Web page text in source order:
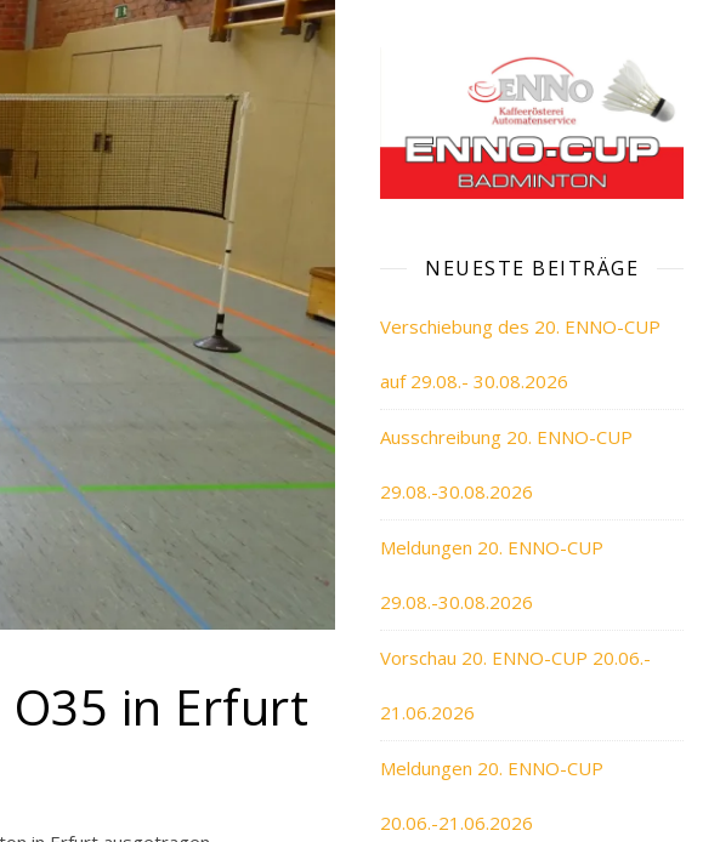
O35 in Erfurt
NEUESTE BEITRÄGE
Verschiebung des 20. ENNO-CUP
auf 29.08.- 30.08.2026
Ausschreibung 20. ENNO-CUP
29.08.-30.08.2026
Meldungen 20. ENNO-CUP
29.08.-30.08.2026
Vorschau 20. ENNO-CUP 20.06.-
21.06.2026
Meldungen 20. ENNO-CUP
20.06.-21.06.2026